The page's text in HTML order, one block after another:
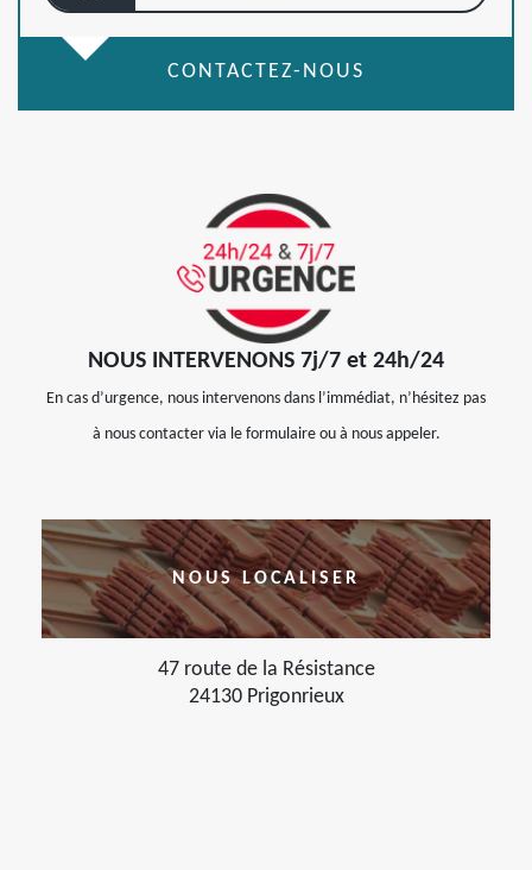
CONTACTEZ-NOUS
NOUS INTERVENONS 7j/7 et 24h/24
En cas d’urgence, nous intervenons dans l’immédiat, n’hésitez pas
à nous contacter via le formulaire ou à nous appeler.
NOUS LOCALISER
47 route de la Résistance
24130 Prigonrieux